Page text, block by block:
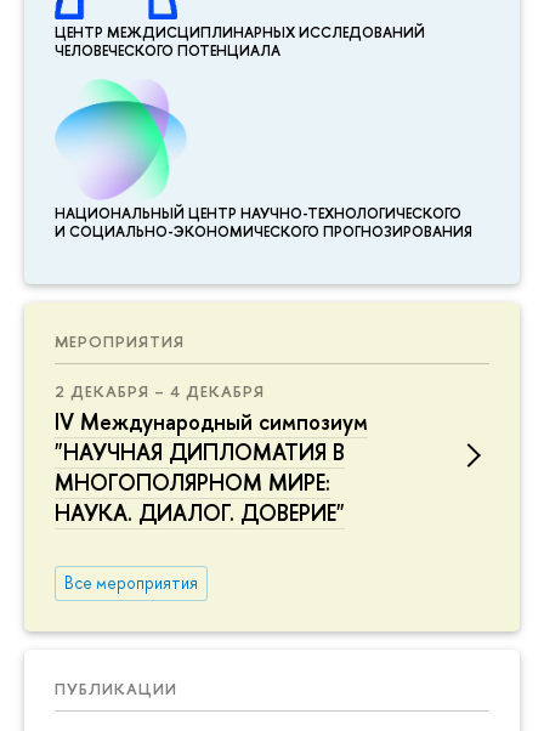
ЦЕНТР МЕЖДИСЦИПЛИНАР­НЫХ ИССЛЕДОВАНИЙ
ЧЕЛОВЕЧЕСКОГО ПОТЕНЦИАЛА
НАЦИОНАЛЬНЫЙ ЦЕНТР НАУЧНО-ТЕХНОЛОГИЧЕСКОГО
И СОЦИАЛЬНО-ЭКОНОМИЧЕСКОГО ПРОГНОЗИРОВАНИЯ
МЕРОПРИЯТИЯ
2 ДЕКАБРЯ – 4 ДЕКАБРЯ
IV Международный симпозиум
"НАУЧНАЯ ДИПЛОМАТИЯ В
МНОГОПОЛЯРНОМ МИРЕ:
НАУКА. ДИАЛОГ. ДОВЕРИЕ"
Все мероприятия
ПУБЛИКАЦИИ